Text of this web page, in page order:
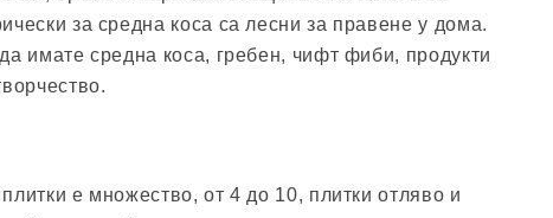
за средна коса са лесни за правене у дома.
имате средна коса, гребен, чифт фиби, продукти
е множество, от 4 до 10, плитки отляво и